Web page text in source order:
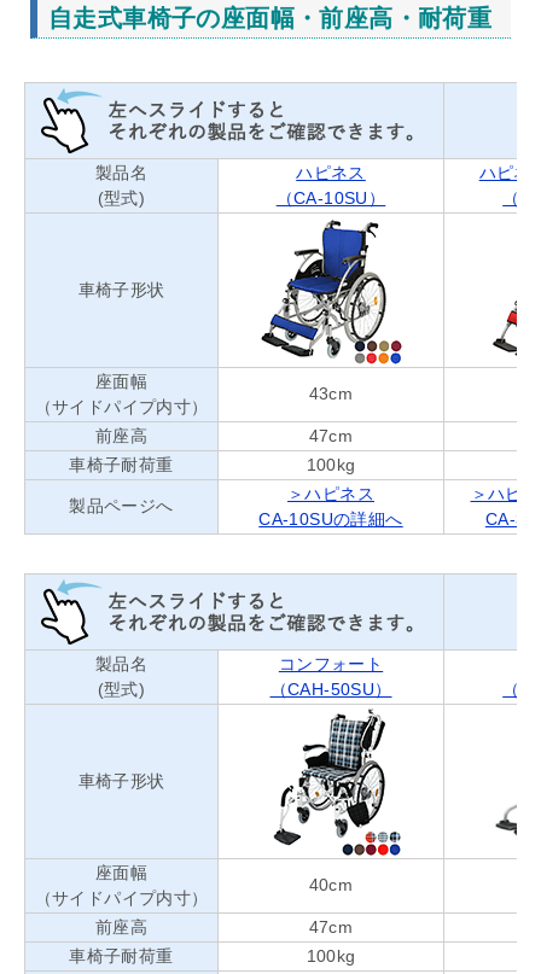
自走式車椅子の座面幅・前座高・耐荷重
製品名
(型式)
ハピネス
（CA-10SU）
ハピネ
（
車椅子形状
座面幅
（サイドパイプ内寸）
43cm
前座高 47cm
車椅子耐荷重
100kg
製品ページへ
＞ハピネス
CA-10SUの詳細へ
＞ハピ
CA-
製品名
(型式)
コンフォート
（CAH-50SU）
（
車椅子形状
座面幅
（サイドパイプ内寸）
40cm
前座高 47cm
車椅子耐荷重
100kg